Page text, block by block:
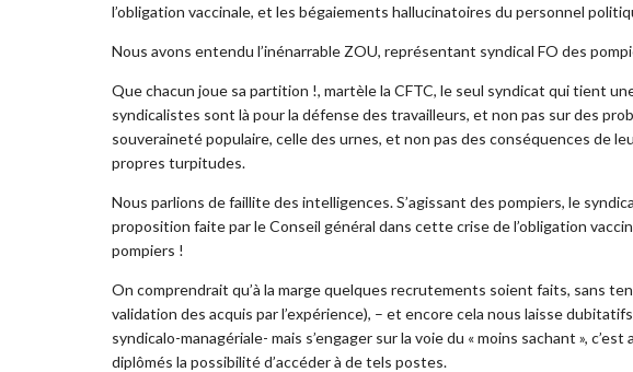
l’obligation vaccinale, et les bégaiements hallucinatoires du personnel
Nous avons entendu l’inénarrable ZOU, représentant syndical FO des
Que chacun joue sa partition !, martèle la CFTC, le seul syndicat qui tient
syndicalistes sont là pour la défense des travailleurs, et non pas sur des
souveraineté populaire, celle des urnes, et non pas des conséquences de
propres turpitudes.
Nous parlions de faillite des intelligences. S’agissant des pompiers, le
proposition faite par le Conseil général dans cette crise de l’obligation
pompiers !
On comprendrait qu’à la marge quelques recrutements soient faits, sans
validation des acquis par l’expérience), – et encore cela nous laisse
syndicalo-managériale- mais s’engager sur la voie du « moins sachant »,
diplômés la possibilité d’accéder à de tels postes.